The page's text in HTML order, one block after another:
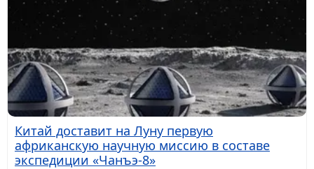
Китай доставит на Луну первую
африканскую научную миссию в составе
экспедиции «Чанъэ-8»